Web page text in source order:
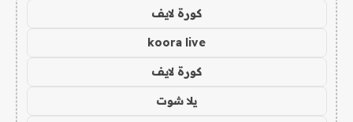
كورة لايف
koora live
كورة لايف
يلا شوت